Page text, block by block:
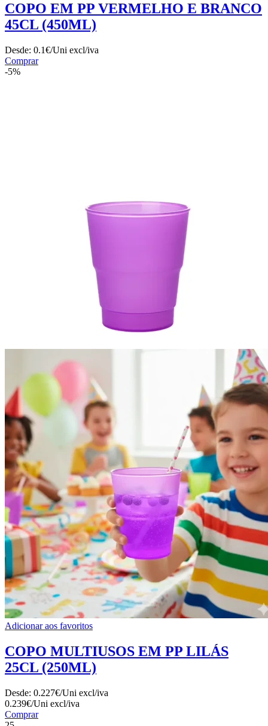
COPO EM PP VERMELHO E BRANCO
45CL (450ML)
Desde: 0.1€/Uni excl/iva
Comprar
-5%
Adicionar aos favoritos
COPO MULTIUSOS EM PP LILÁS
25CL (250ML)
Desde: 0.227€/Uni excl/iva
0.239€/Uni excl/iva
Comprar